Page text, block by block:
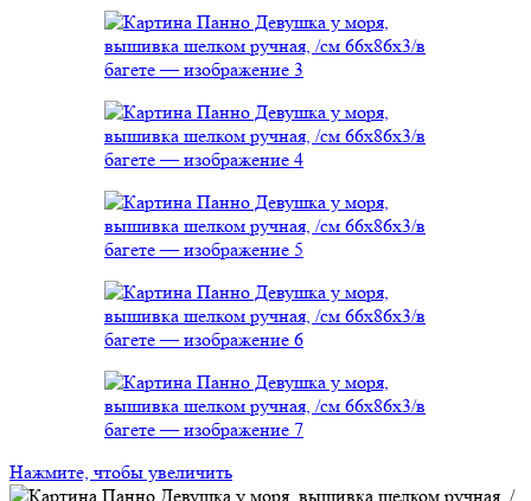
Нажмите, чтобы увеличить